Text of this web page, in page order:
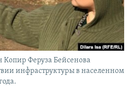
Феруза Бейсенова
инфраструктуры в населенном